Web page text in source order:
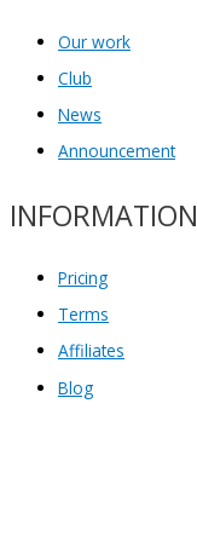
Our work
Club
News
Announcement
INFORMATION
Pricing
Terms
Affiliates
Blog